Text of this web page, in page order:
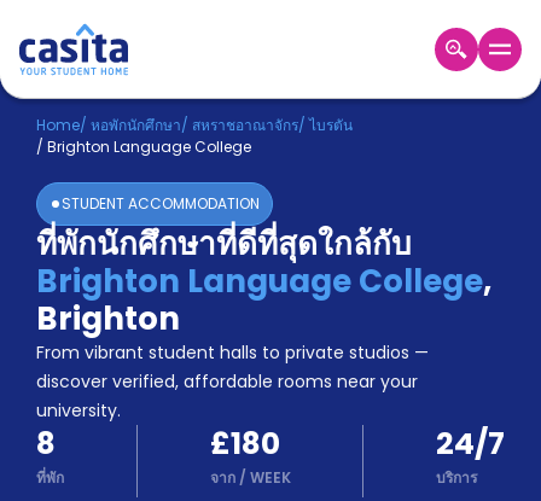
Home TH GBP
เข้าสู่
ระบบ
Booking
Accommodation
About
us
Blog
Refer
And
Earn
Become
A
Partner
Help
Home/ หอพักนักศึกษา/ สหราชอาณาจักร/ไบรตัน
/ Brighton Language College
STUDENT ACCOMMODATION
ที่พักนักศึกษาที่ดีที่สุดใกล้กับ
Brighton Language College,
Brighton
From vibrant student halls to private studios —
discover verified, affordable rooms near your
university.
8
ที่พัก
£180
จาก/ WEEK
24/7
บริการ